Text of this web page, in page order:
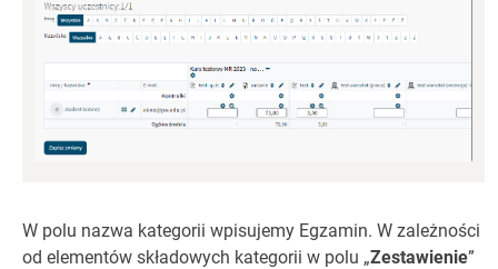
W polu nazwa kategorii wpisujemy Egzamin. W zależności
od elementów składowych kategorii w polu „Zestawienie”